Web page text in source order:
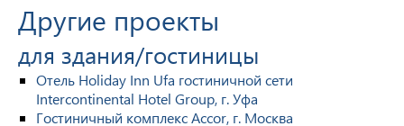
Другие проекты
для здания/гостиницы
Отель Holiday Inn Ufa гостиничной сети
Intercontinental Hotel Group, г. Уфа
Гостиничный комплекс Accor, г. Москва